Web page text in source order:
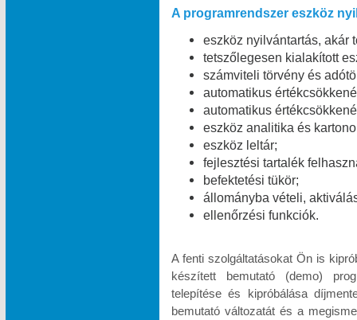
A programrendszer eszköz
eszköz nyilvántartás, akár
tetszőlegesen kialakított
számviteli törvény és
automatikus
automatikus
eszköz analitika és
eszköz leltár;
fejlesztési tartalék
befektetési tükör;
állományba vételi,
ellenőrzési funkciók.
A fenti szolgáltatásokat Ön is
készített bemutató (demo)
telepítése és kipróbálása
bemutató változatát és a